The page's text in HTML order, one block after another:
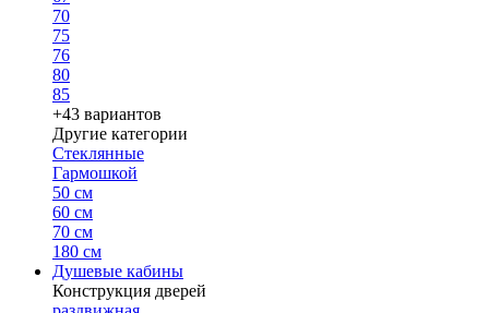
70
75
76
80
85
+43 вариантов
Другие категории
Стеклянные
Гармошкой
50 см
60 см
70 см
180 см
Душевые кабины
Конструкция дверей